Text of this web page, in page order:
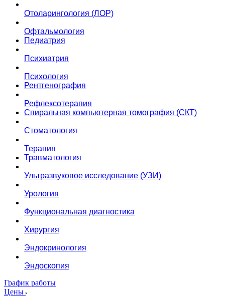
Отоларингология (ЛОР)
Офтальмология
Педиатрия
Психиатрия
Психология
Рентгенография
Рефлексотерапия
Спиральная компьютерная томография (СКТ)
Стоматология
Терапия
Травматология
Ультразвуковое исследование (УЗИ)
Урология
Функциональная диагностика
Хирургия
Эндокринология
Эндоскопия
График работы
Цены